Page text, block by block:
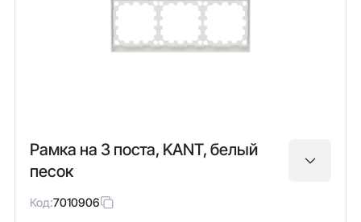
Рамка на 3 поста, KANT, белый
песок
Код:7010906